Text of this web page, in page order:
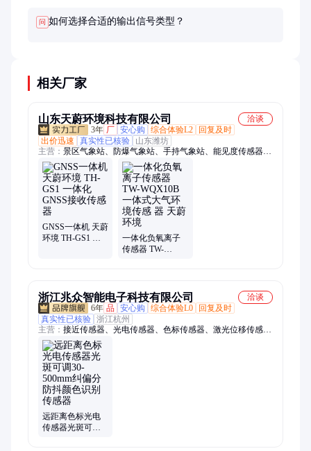
问 如何选择合适的输出信号类型？
相关厂家
山东天蔚环境科技有限公司
洽谈
3年 厂 安心购 综合体验L2
回复及时
出价迅速
真实性已核验
山东潍坊
主营： 景区气象站、防爆气象站、手持气象站、能见度传感器、
孢子捕捉仪、能见度监测站、公路气象站、水质监测站、水质检
测仪、气象站、隧道能见度检测器、便携式水质检测仪、农业四
情监测站、虫情测报仪、土壤墒情监测站、农业气象站、水文监
测站、猪瘟检测仪、雨量监测站、微气象仪、金属款气象仪、校
园气象观测站、电子气象仪、防爆型气象站、便携式气象仪
GNSS一体机 天蔚
环境 TH-GS1 一
一体化负氧离子
传感器 TW-
浙江兆众智能电子科技有限公司
洽谈
6年 品 安心购 综合体验L0
回复及时
真实性已核验 浙江杭州
主营： 接近传感器、光电传感器、色标传感器、激光位移传感
器、超声波传感器、视觉传感器、分布式IO模块、安全门开关
远距离色标光电
传感器光斑可调